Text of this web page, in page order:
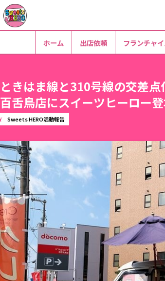
ときはま線と310号線の交差
百舌鳥店にスイーツヒーロー
Sweets HERO活動報告
ホーム 出店依頼 フランチャ